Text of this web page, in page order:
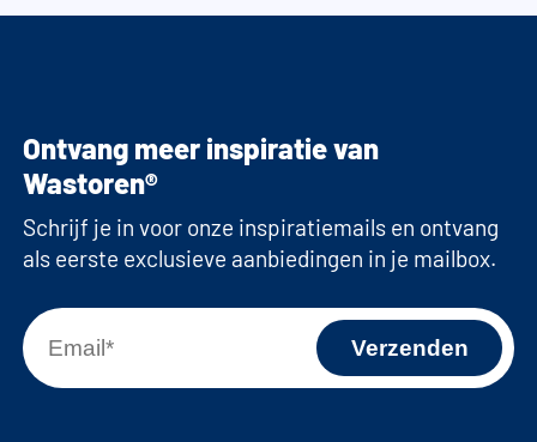
Ontvang meer inspiratie van
Wastoren®
Schrijf je in voor onze inspiratiemails en ontvang
als eerste exclusieve aanbiedingen in je mailbox.